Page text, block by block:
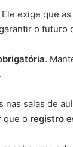
exige que
o futuro
.
salas de
que o registro